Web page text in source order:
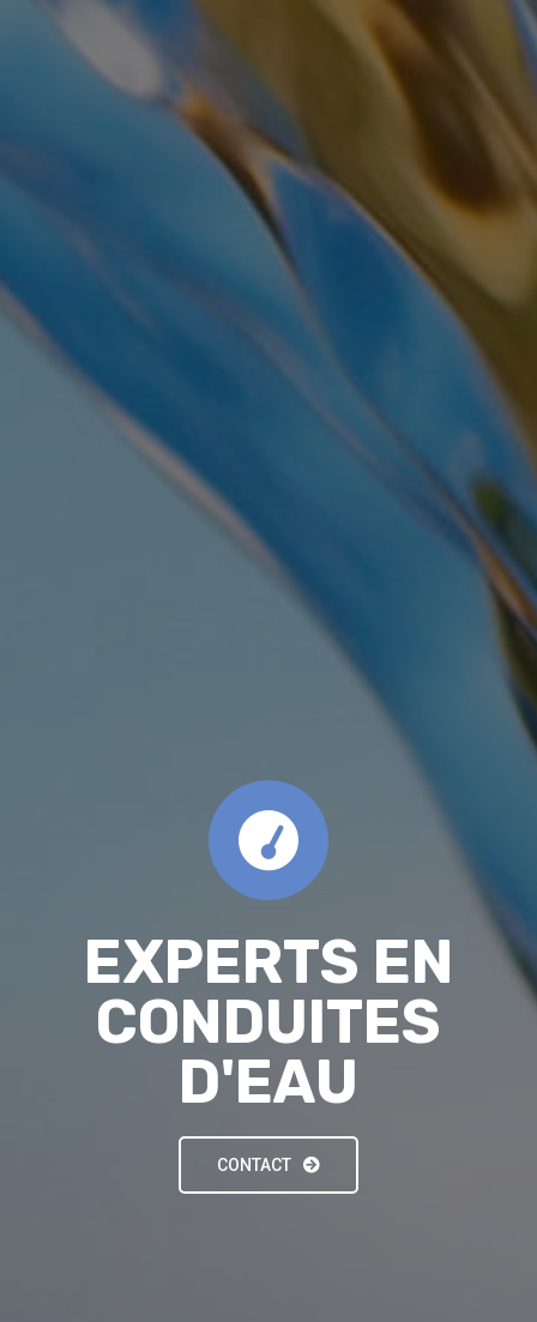
EXPERTS EN
CONDUITES
D'EAU
CONTACT